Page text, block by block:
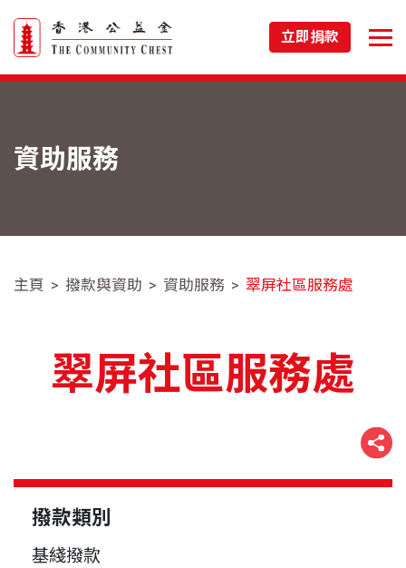
立即捐款
資助服務
主頁 撥款與資助 資助服務 翠屏社區服務處
翠屏社區服務處
撥款類別
基綫撥款